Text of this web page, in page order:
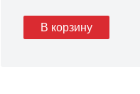
В корзину